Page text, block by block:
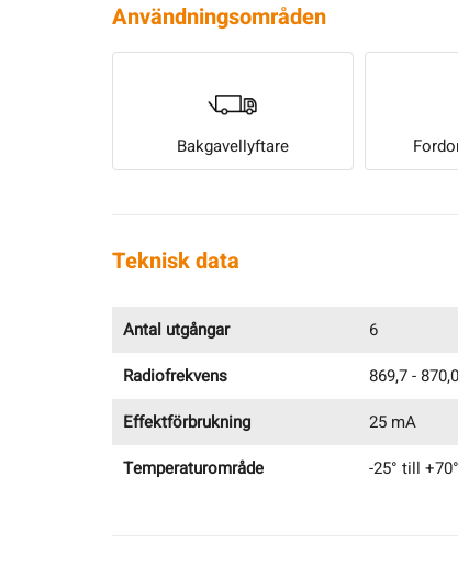
Användningsområden
Bakgavellyftare
Teknisk data
Antal utgångar
6
Radiofrekvens
869,7 -
Effektförbrukning
25 mA
Temperaturområde
-25° till